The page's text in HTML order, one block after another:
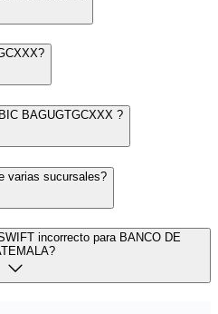
BAGUGTGCXXX ?
varias sucursales?
incorrecto para BANCO DE